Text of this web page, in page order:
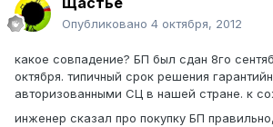
Опубликовано 4 октября, 2012
какое совпадение? БП был сдан 8го
октября. типичный срок решения
авторизованными СЦ в нашей стране. к
инженер сказал про покупку БП